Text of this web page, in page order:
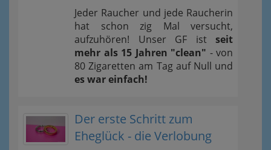
Jeder Raucher und jede Raucherin
hat schon zig Mal versucht,
aufzuhören! Unser GF ist seit
mehr als 15 Jahren "clean" - von
80 Zigaretten am Tag auf Null und
es war einfach!
Der erste Schritt zum
Eheglück - die Verlobung